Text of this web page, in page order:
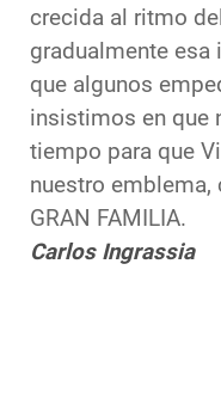
crecida al ritmo
gradualmente esa
que algunos
insistimos en que
tiempo para que
nuestro emblema,
GRAN FAMILIA.
Carlos Ingrassia